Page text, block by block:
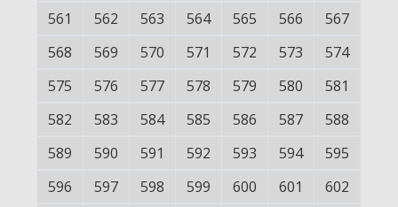
561
562 563 564 565 566
567
568
569 570 571 572 573
574
575
576 577 578 579 580
581
582
583 584 585 586 587
588
589
590 591 592 593 594
595
596
597 598 599 600 601
602